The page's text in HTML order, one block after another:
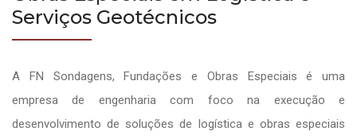
Serviços Geotécnicos
A FN Sondagens, Fundações e Obras Especiais é uma
empresa de engenharia com foco na execução e
desenvolvimento de soluções de logística e obras especiais